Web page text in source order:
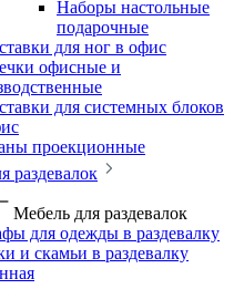
Наборы настольные
подарочные
для ног в офис
офисные и
для системных блоков
проекционные
раздевалок
Мебель для раздевалок
для одежды в раздевалку
и скамьи в раздевалку